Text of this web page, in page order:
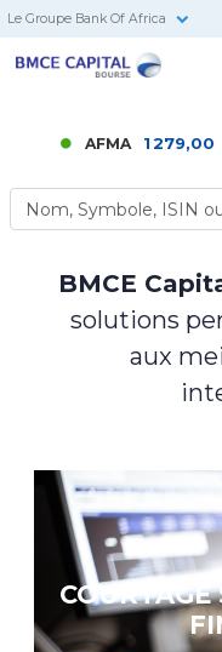
Le Groupe Bank Of Africa
AFMA 1 279,00 0 %
BMCE
solutions
aux